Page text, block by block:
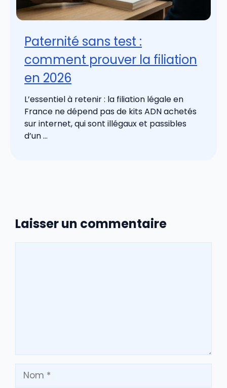
Paternité sans test :
comment prouver la filiation
en 2026
L’essentiel à retenir : la filiation légale en
France ne dépend pas de kits ADN achetés
sur internet, qui sont illégaux et passibles
d’un ...
Laisser un commentaire
Nom